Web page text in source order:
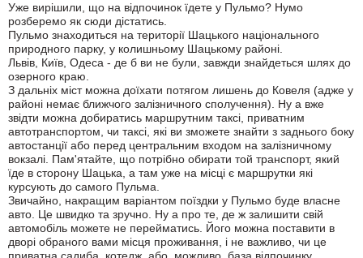
Уже вирішили, що на відпочинок їдете у Пульмо? Нумо
розберемо як сюди дістатись.
Пульмо знаходиться на території Шацького національного
природного парку, у колишньому Шацькому районі.
Львів, Київ, Одеса - де б ви не були, завжди знайдеться шлях до
озерного краю.
З дальніх міст можна доїхати потягом лишень до Ковеля (адже у
районі немає ближчого залізничного сполучення). Ну а вже
звідти можна добиратись маршрутним таксі, приватним
автотранспортом, чи таксі, які ви зможете знайти з заднього боку
автостанції або перед центральним входом на залізничному
вокзалі. Пам'ятайте, що потрібно обирати той транспорт, який
їде в сторону Шацька, а там уже на місці є маршрутки які
курсують до самого Пульма.
Звичайно, накращим варіантом поїздки у Пульмо буде власне
авто. Це швидко та зручно. Ну а про те, де ж залишити свій
автомобіль можете не перейматись. Його можна поставити в
дворі обраного вами місця проживання, і не важливо, чи це